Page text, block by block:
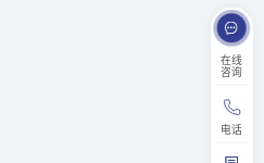
在线
咨询
电话